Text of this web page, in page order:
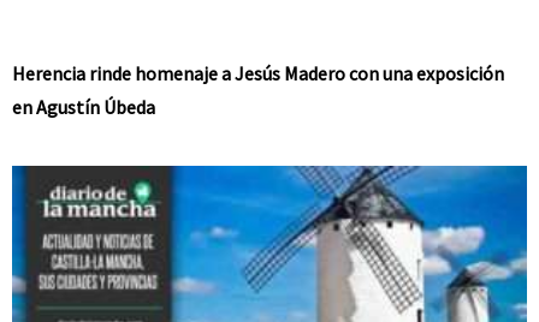
Herencia rinde homenaje a Jesús Madero con una exposición
en Agustín Úbeda